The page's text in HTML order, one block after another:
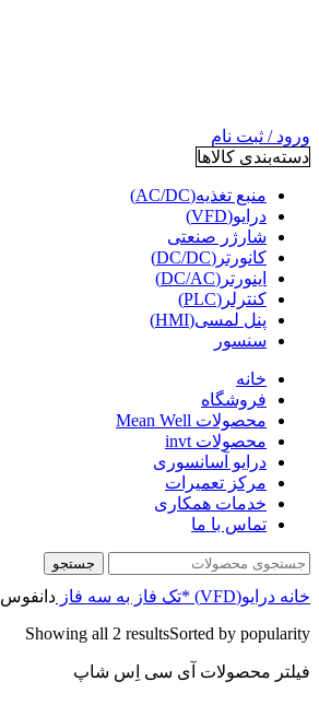
ورود / ثبت نام
دسته‌بندی کالاها
منبع تغذیه(AC/DC)
درایو(VFD)
شارژر صنعتی
کانورتر(DC/DC)
اینورتر(DC/AC)
کنترلر(PLC)
پنل لمسی(HMI)
سنسور
خانه
فروشگاه
محصولات Mean Well
محصولات invt
درایو آسانسوری
مرکز تعمیرات
خدمات همکاری
تماس با ما
جستجو
خانه درایو(VFD) *تک فاز به سه فاز دانفوس Danfoss
Showing all 2 resultsSorted by popularity
فیلتر محصولات آی سی اِس شاپ